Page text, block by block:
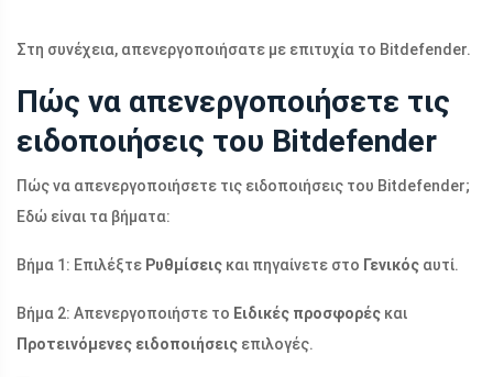
Στη συνέχεια, απενεργοποιήσατε με επιτυχία το Bitdefender.
Πώς να απενεργοποιήσετε τις
ειδοποιήσεις του Bitdefender
Πώς να απενεργοποιήσετε τις ειδοποιήσεις του Bitdefender;
Εδώ είναι τα βήματα:
Βήμα 1: Επιλέξτε Ρυθμίσεις και πηγαίνετε στο Γενικός αυτί.
Βήμα 2: Απενεργοποιήστε το Ειδικές προσφορές και
Προτεινόμενες ειδοποιήσεις επιλογές.